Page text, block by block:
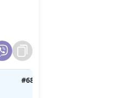
#684